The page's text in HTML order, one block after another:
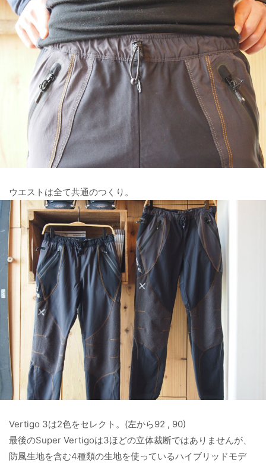
ウエストは全て共通のつくり。
Vertigo 3は2色をセレクト。(左から92 , 90)
最後のSuper Vertigoは3ほどの立体裁断ではありませんが、
防風生地を含む4種類の生地を使っているハイブリッドモデ